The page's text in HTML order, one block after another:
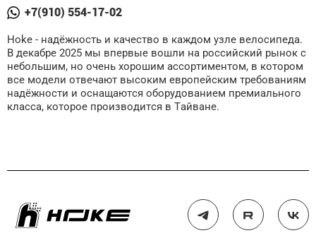
+7(910) 554-17-02
Hoke - надёжность и качество в каждом узле велосипеда.
В декабре 2025 мы впервые вошли на российский рынок с
небольшим, но очень хорошим ассортиментом, в котором
все модели отвечают высоким европейским требованиям
надёжности и оснащаются оборудованием премиального
класса, которое производится в Тайване.